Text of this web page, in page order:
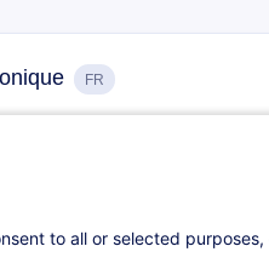
FR
to all or selected